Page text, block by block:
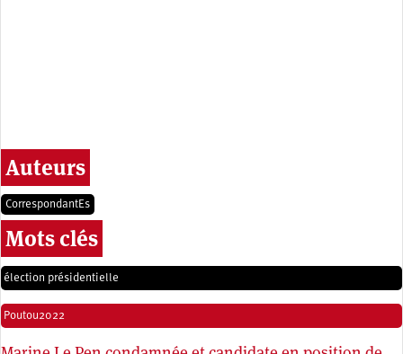
Auteurs
CorrespondantEs
Mots clés
élection présidentielle
Poutou2022